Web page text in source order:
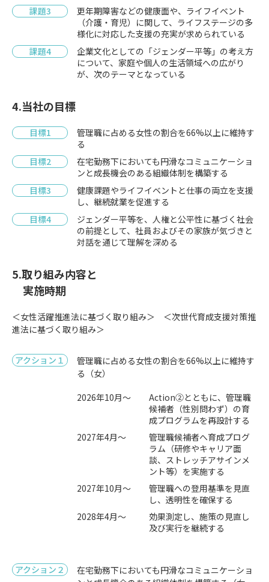
課題3
更年期障害などの健康面や、ライフイベント
（介護・育児）に関して、ライフステージの多
様化に対応した支援の充実が求められている
課題4
企業文化としての「ジェンダー平等」の考え方
について、家庭や個人の生活領域への広がり
が、次のテーマとなっている
4.当社の目標
目標1
管理職に占める女性の割合を66%以上に維持す
る
目標2
在宅勤務下においても円滑なコミュニケーショ
ンと成長機会のある組織体制を構築する
目標3
健康課題やライフイベントと仕事の両立を支援
し、継続就業を促進する
目標4
ジェンダー平等を、人権と公平性に基づく社会
の前提として、社員およびその家族が気づきと
対話を通じて理解を深める
5.取り組み内容と
実施時期
＜女性活躍推進法に基づく取り組み＞ ＜次世代育成支援対策推
進法に基づく取り組み＞
アクション１
管理職に占める女性の割合を66%以上に維持す
る（女）
2026年10月～
Action②とともに、管理職
候補者（性別問わず）の育
成プログラムを再設計する
2027年4月～
管理職候補者へ育成プログ
ラム（研修やキャリア面
談、ストレッチアサインメ
ント等）を実施する
2027年10月～
管理職への登用基準を見直
し、透明性を確保する
2028年4月～
効果測定し、施策の見直し
及び実行を継続する
アクション２
在宅勤務下においても円滑なコミュニケーショ